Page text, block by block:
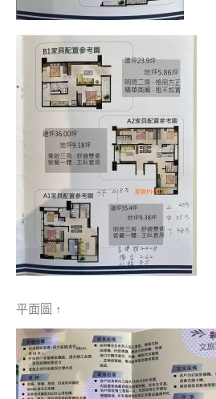
平面圖 ↑